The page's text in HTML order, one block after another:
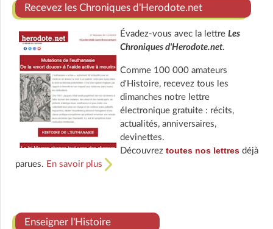
Recevez les Chroniques d'Herodote.net
Évadez-vous avec la lettre Les
Chroniques d'Herodote.net.
Comme 100 000 amateurs
d'Histoire, recevez tous les
dimanches notre lettre
électronique gratuite : récits,
actualités, anniversaires,
devinettes.
Découvrez toutes nos lettresdéjà
parues. En savoir plus
Enseigner l'Histoire